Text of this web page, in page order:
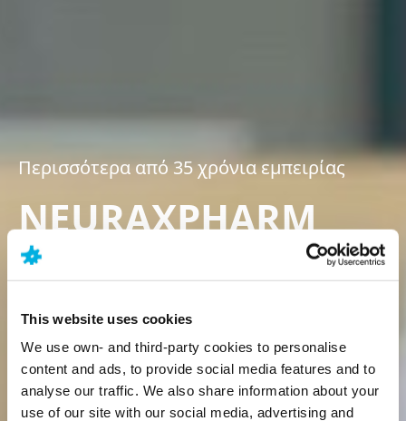
This website uses cookies
We use own- and third-party cookies to personalise
content and ads, to provide social media features and to
analyse our traffic. We also share information about your
use of our site with our social media, advertising and
Περισσότερα από 35 χρόνια εμπειρίας
NEURAXPHARM
ΟΙ ΕΙΔΙΚΟΙ ΣΤΟ
ΚΕΝΤΡΙΚΟ
ΝΕΥΡΙΚΟ
ΣΥΣΤΗΜΑ.